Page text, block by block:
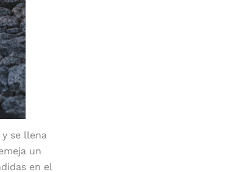
se llena
un
en el